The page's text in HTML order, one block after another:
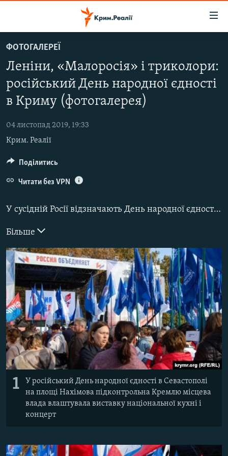
до
основного
матеріалу
Перейти
до
навігації
Перейти
пошуку
ВОДА.КРИМ
ВІДЕО ТА ФОТО
ПОЛІТИКА
БЛОГИ
ПОГЛЯД
ІНТЕРВ'Ю
ВСЕ ЗА ДЕНЬ
СВІДЧЕННЯ ОКУПАЦІЇ
УКРАЇНСЬКА ПРОБЛЕМА КРИМУ
ІНФОГРАФІКА
Русский
Qırımtatar
ДОЛУЧАЙСЯ!
Усі сайти RFE/RL
ФОТОГАЛЕРЕЇ
Леніни, «Малоросія» і триколори:
російський День народної єдності
в Криму (фотогалерея)
04 листопад 2019, 19:33
Крим. Реалії
У сусідній Росії відзначають День народної єдності – державне свято, яке з 2005 року відбувається щорічно 4 листопада. У Криму ж цю дату стали відзначати лише після анексії півострова.
Більше
1
У російський День народної єдності в Севастополі
на площі Нахімова підконтрольна Кремлю місцева
влада влаштувала виставку національної кухні і
концерт
Поділитись
Читати без VPN